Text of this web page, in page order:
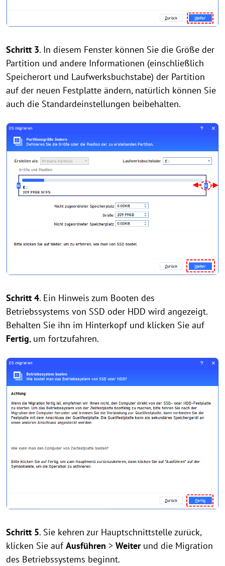
Schritt 3. In diesem Fenster können Sie die Größe der
Partition und andere Informationen (einschließlich
Speicherort und Laufwerksbuchstabe) der Partition
auf der neuen Festplatte ändern, natürlich können Sie
auch die Standardeinstellungen beibehalten.
Schritt 4. Ein Hinweis zum Booten des
Betriebssystems von SSD oder HDD wird angezeigt.
Behalten Sie ihn im Hinterkopf und klicken Sie auf
Fertig, um fortzufahren.
Schritt 5. Sie kehren zur Hauptschnittstelle zurück,
klicken Sie aufAusführen > Weiterund die Migration
des Betriebssystems beginnt.